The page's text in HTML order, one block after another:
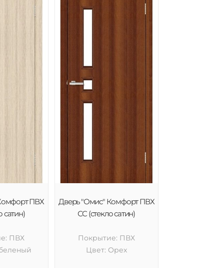
ПВХ
сатин)
ПВХ
Дверь "Омис" Комфорт ПВХ
СС (стекло сатин)
Покрытие: ПВХ
Цвет: Орех